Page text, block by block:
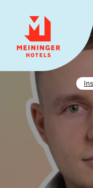
MEININGER